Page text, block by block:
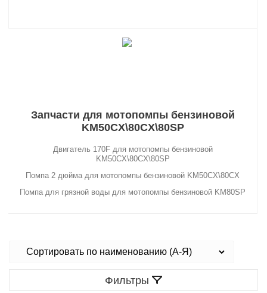
Запчасти для мотопомпы бензиновой
KM50CX\80CX\80SP
Двигатель 170F для мотопомпы бензиновой
KM50CX\80CX\80SP
Помпа 2 дюйма для мотопомпы бензиновой KM50CX\80CX
Помпа для грязной воды для мотопомпы бензиновой KM80SP
Фильтры